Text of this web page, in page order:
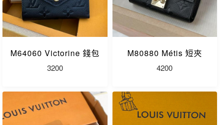
M64060 Victorine 錢包
3200
M80880 Métis 短夾
4200